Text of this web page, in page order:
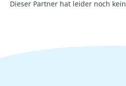
Dieser Partner hat leider noch